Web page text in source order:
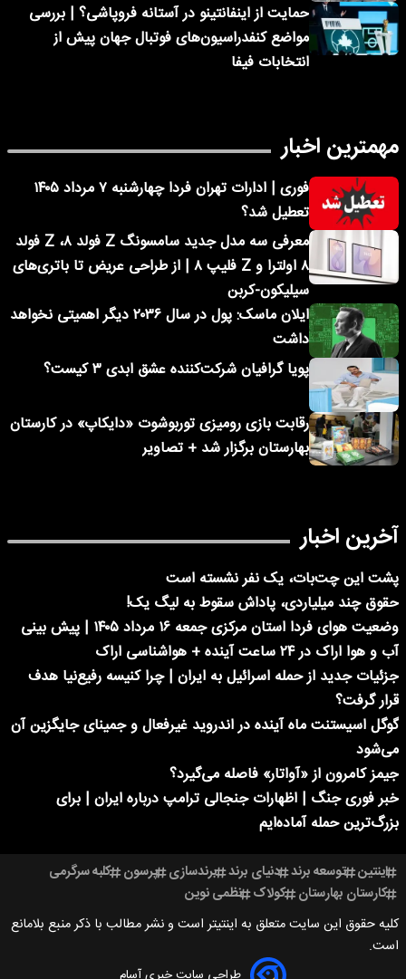
حمایت از اینفانتینو در آستانه فروپاشی؟ | بررسی
مواضع کنفدراسیون‌های فوتبال جهان پیش از
انتخابات فیفا
مهمترین اخبار
فوری | ادارات تهران فردا چهارشنبه ۷ مرداد ۱۴۰۵
تعطیل شد؟
معرفی سه مدل جدید سامسونگ Z فولد ۸، Z فولد
۸ اولترا و Z فلیپ ۸ | از طراحی عریض تا باتری‌های
سیلیکون-کربن
ایلان ماسک: پول در سال ۲۰۳۶ دیگر اهمیتی نخواهد
داشت
پویا گرافیان شرکت‌کننده عشق ابدی ۳ کیست؟
رقابت بازی رومیزی توربوشوت «دایکاپ» در کارستان
بهارستان برگزار شد + تصاویر
آخرین اخبار
پشت این چت‌بات، یک نفر نشسته است
حقوق چند میلیاردی، پاداش سقوط به لیگ یک!
وضعیت هوای فردا استان مرکزی جمعه ۱۶ مرداد ۱۴۰۵ | پیش بینی
آب و هوا اراک در ۲۴ ساعت آینده + هواشناسی اراک
جزئیات جدید از حمله اسرائیل به ایران | چرا کنیسه رفیع‌نیا هدف
قرار گرفت؟
گوگل اسیستنت ماه آینده در اندروید غیرفعال و جمینای جایگزین آن
می‌شود
جیمز کامرون از «آواتار» فاصله می‌گیرد؟
خبر فوری جنگ | اظهارات جنجالی ترامپ درباره ایران | برای
بزرگ‌ترین حمله آماده‌ایم
اینتین توسعه برند دنیای برند برندسازی پرسون کلبه سرگرمی
کارستان بهارستان کولاک نظمی نوین
کلیه حقوق این سایت متعلق به اینتیتر است و نشر مطالب با ذکر منبع بلامانع
است.